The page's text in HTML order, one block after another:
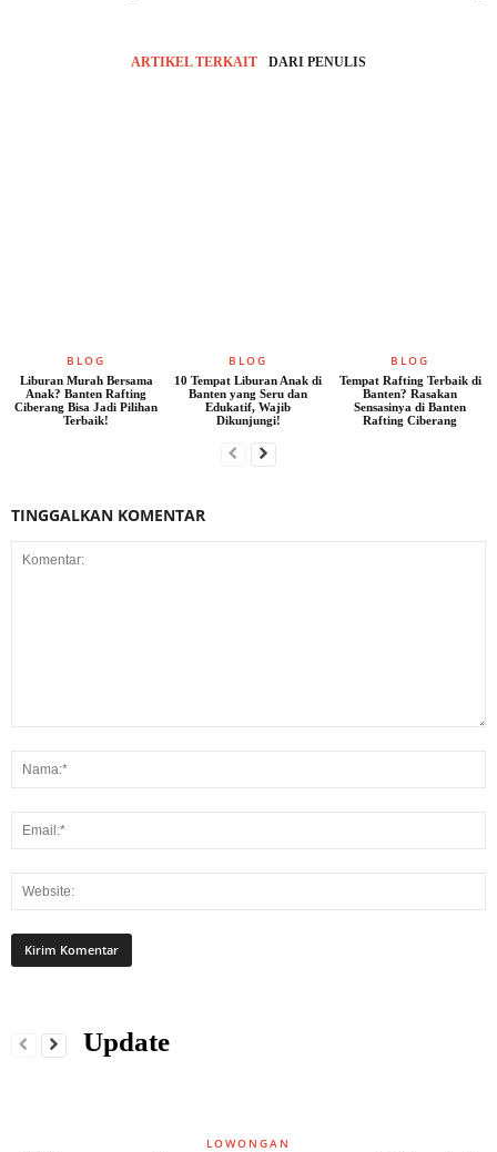
ARTIKEL TERKAIT DARI PENULIS
BLOG
Liburan Murah Bersama
Anak? Banten Rafting
Ciberang Bisa Jadi Pilihan
Terbaik!
BLOG
10 Tempat Liburan Anak di
Banten yang Seru dan
Edukatif, Wajib
Dikunjungi!
BLOG
Tempat Rafting Terbaik di
Banten? Rasakan
Sensasinya di Banten
Rafting Ciberang
TINGGALKAN KOMENTAR
Update
LOWONGAN